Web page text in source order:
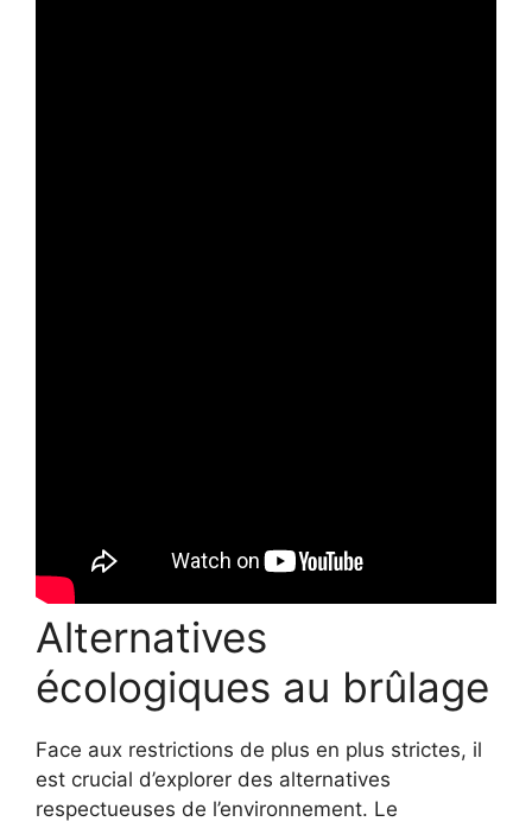
Alternatives
écologiques au brûlage
Face aux restrictions de plus en plus strictes, il
est crucial d’explorer des alternatives
respectueuses de l’environnement. Le